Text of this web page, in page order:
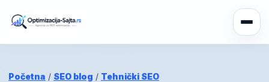
Početna / SEO blog / Tehnički SEO